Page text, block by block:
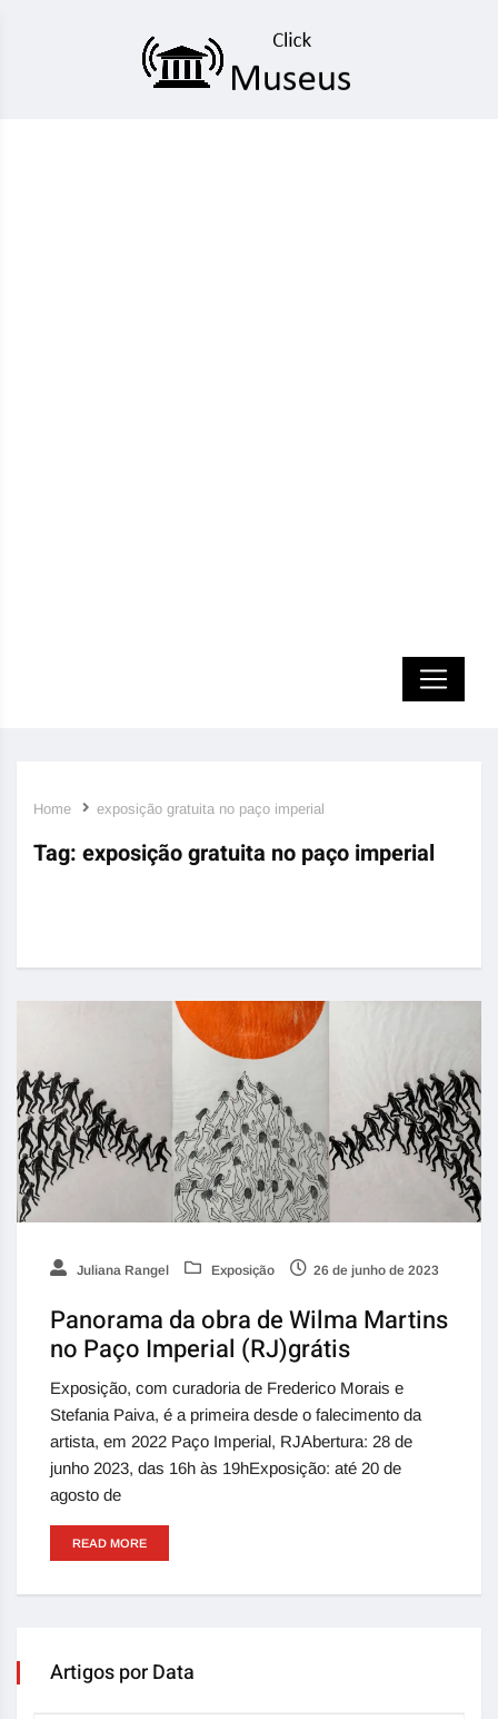
Home exposição gratuita no paço imperial
Tag: exposição gratuita no paço imperial
Juliana Rangel Exposição 26 de junho de 2023
Panorama da obra de Wilma Martins
no Paço Imperial (RJ)grátis
Exposição, com curadoria de Frederico Morais e
Stefania Paiva, é a primeira desde o falecimento da
artista, em 2022 Paço Imperial, RJAbertura: 28 de
junho 2023, das 16h às 19hExposição: até 20 de
agosto de
READ MORE
Artigos por Data